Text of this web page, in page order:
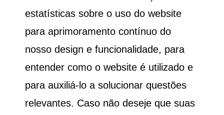
estatísticas sobre o uso do website
para aprimoramento contínuo do
nosso design e funcionalidade, para
entender como o website é utilizado e
para auxiliá-lo a solucionar questões
relevantes. Caso não deseje que suas